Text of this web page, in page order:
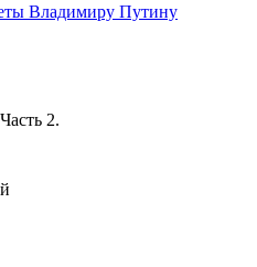
Владимиру Путину
2.